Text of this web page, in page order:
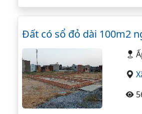
Đất có sổ đỏ dài 100m2